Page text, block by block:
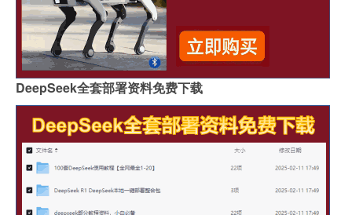
DeepSeek全套部署资料免费下载